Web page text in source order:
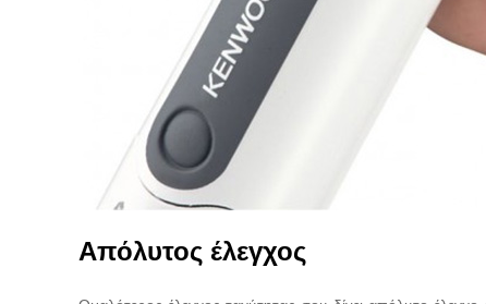
Απόλυτος έλεγχος